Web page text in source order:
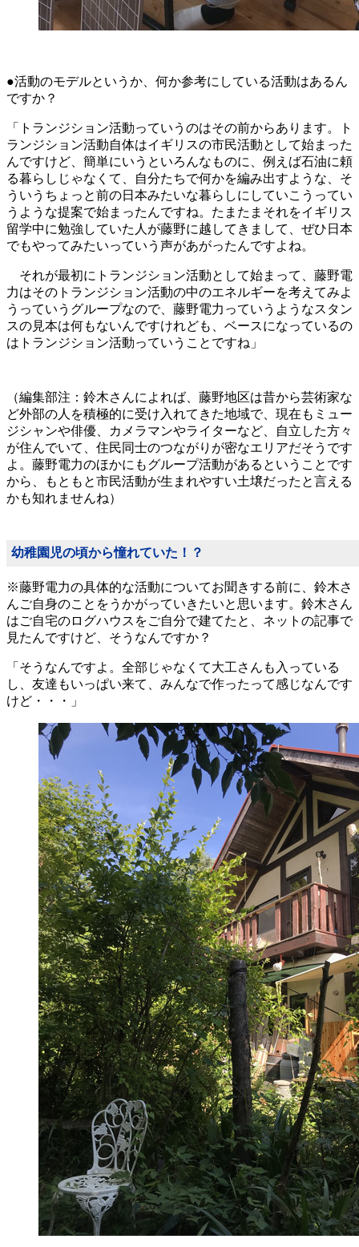
●活動のモデルというか、何か参考にしている活動はあるん
ですか？
「トランジション活動っていうのはその前からあります。ト
ランジション活動自体はイギリスの市民活動として始まった
んですけど、簡単にいうといろんなものに、例えば石油に頼
る暮らしじゃなくて、自分たちで何かを編み出すような、そ
ういうちょっと前の日本みたいな暮らしにしていこうってい
うような提案で始まったんですね。たまたまそれをイギリス
留学中に勉強していた人が藤野に越してきまして、ぜひ日本
でもやってみたいっていう声があがったんですよね。
それが最初にトランジション活動として始まって、藤野電
力はそのトランジション活動の中のエネルギーを考えてみよ
うっていうグループなので、藤野電力っていうようなスタン
スの見本は何もないんですけれども、ベースになっているの
はトランジション活動っていうことですね」
（編集部注：鈴木さんによれば、藤野地区は昔から芸術家な
ど外部の人を積極的に受け入れてきた地域で、現在もミュー
ジシャンや俳優、カメラマンやライターなど、自立した方々
が住んでいて、住民同士のつながりが密なエリアだそうです
よ。藤野電力のほかにもグループ活動があるということです
から、もともと市民活動が生まれやすい土壌だったと言える
かも知れませんね）
幼稚園児の頃から憧れていた！？
※藤野電力の具体的な活動についてお聞きする前に、鈴木さ
んご自身のことをうかがっていきたいと思います。鈴木さん
はご自宅のログハウスをご自分で建てたと、ネットの記事で
見たんですけど、そうなんですか？
「そうなんですよ。全部じゃなくて大工さんも入っている
し、友達もいっぱい来て、みんなで作ったって感じなんです
けど・・・」